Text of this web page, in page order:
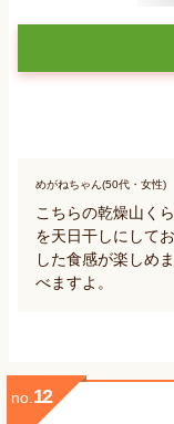
めがねちゃん(50代・女性)
こちらの乾燥山く
を天日干しにして
した食感が楽しめ
べますよ。
no. 12